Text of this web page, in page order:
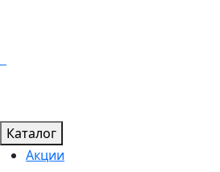
Каталог
Акции